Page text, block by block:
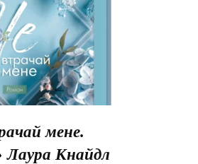
мене.
Лаура Кнайдл